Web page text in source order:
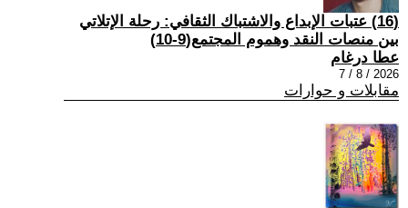
(16) عتبات الإبداع والاشتباك الثقافي: رحلة الإتلاتي
بين منصات النقد وهموم المجتمع(9-10)
عطا درغام
2026 / 8 / 7
مقابلات و حوارات